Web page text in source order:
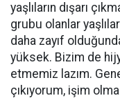
yaşlıların dışarı
grubu olanlar
daha zayıf
yüksek. Bizim de
etmemiz lazım.
çıkıyorum, işim